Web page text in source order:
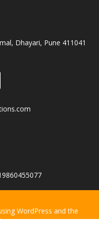
Dhayari, Pune 411041
WordPress and the